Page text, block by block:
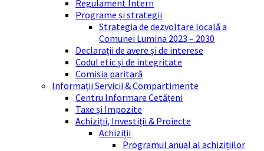
Regulament Intern
Programe și strategii
Strategia de dezvoltare locală a
Comunei Lumina 2023 – 2030
Declarații de avere și de interese
Codul etic și de integritate
Comisia paritară
Informații Servicii & Compartimente
Centru Informare Cetățeni
Taxe și Impozite
Achiziții, Investiții & Proiecte
Achiziții
Programul anual al achizițiilor